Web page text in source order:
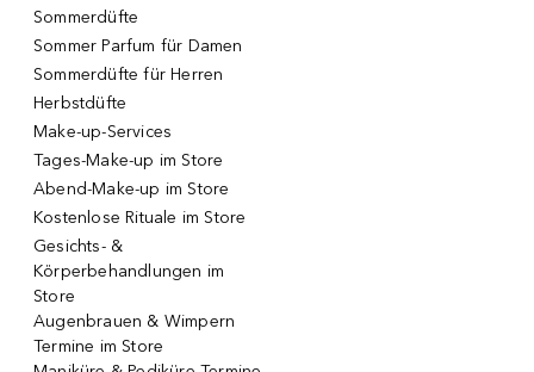
Sommerdüfte
Sommer Parfum für Damen
Sommerdüfte für Herren
Herbstdüfte
Make-up-Services
Tages-Make-up im Store
Abend-Make-up im Store
Kostenlose Rituale im Store
Gesichts- &
Körperbehandlungen im
Store
Augenbrauen & Wimpern
Termine im Store